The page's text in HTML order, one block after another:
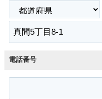
電話番号